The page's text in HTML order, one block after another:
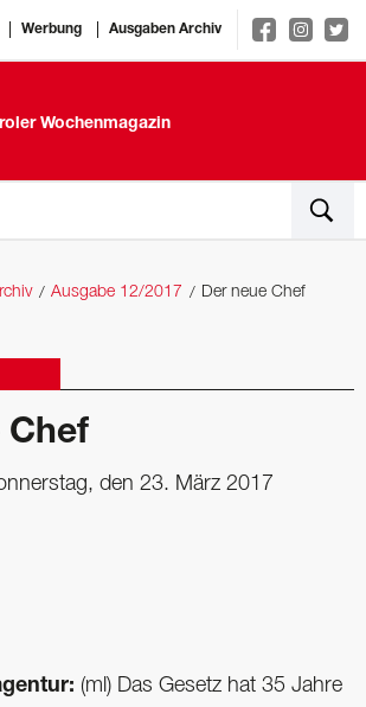
Werbung Ausgaben Archiv
Wochenmagazin
Ausgabe 12/2017 Der neue Chef
Chef
den 23. März 2017
(ml) Das Gesetz hat 35 ­Jahre